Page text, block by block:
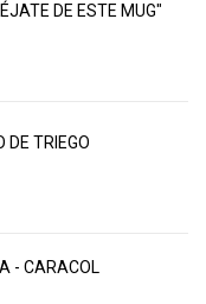
DE ESTE MUG"
DE TRIEGO
- CARACOL